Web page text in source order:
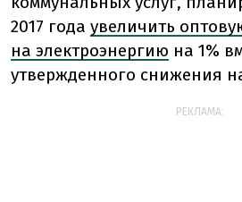
2017 года увеличить
на электроэнергию на 1%
утвержденного снижения
РЕКЛАМА: